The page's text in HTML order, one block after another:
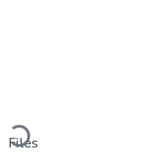
Loading...
Files